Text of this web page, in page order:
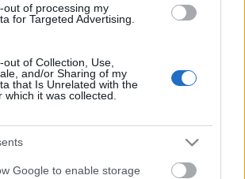
out of processing my
for Targeted Advertising.
of Collection, Use,
and/or Sharing of my
that Is Unrelated with the
which it was collected.
Google to enable storage
Művészek és kultúra.
pillanatok, és kisfilmek. Versek
- a valóság
25.